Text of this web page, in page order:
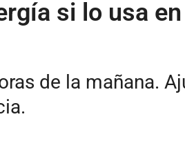
si lo usa
de la mañana.